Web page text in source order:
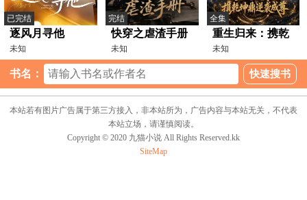
已完结
逐风月寻他
未知
完结
快穿之虐渣手册
未知
全集
重生归来：携乾
坤鼎逆袭成尊
未知
书名：
本站若有图片广告属于第三方接入，非本站所为，广告内容与本站无关，不代表
本站立场，请谨慎阅读。
Copyright © 2020 九猫小说 All Rights Reserved.kk
SiteMap